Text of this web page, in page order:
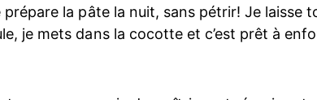
prépare la pâte la nuit, sans pétrir! Je laisse
je mets dans la cocotte et c’est prêt à